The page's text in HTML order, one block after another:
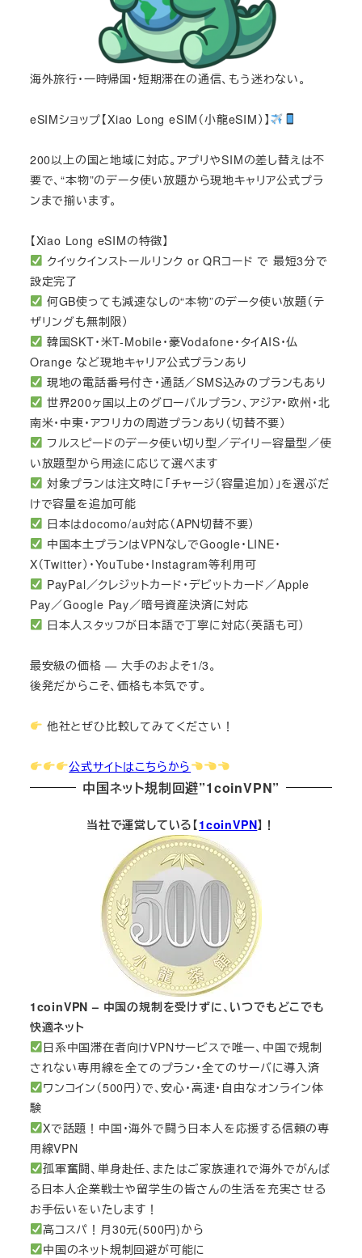
海外旅行・一時帰国・短期滞在の通信、もう迷わない。
eSIMショップ【Xiao Long eSIM（小龍eSIM）】
200以上の国と地域に対応。アプリやSIMの差し替えは不
要で、“本物”のデータ使い放題から現地キャリア公式プラ
ンまで揃います。
【Xiao Long eSIMの特徴】
クイックインストールリンク or QRコード で 最短3分で
設定完了
何GB使っても減速なしの“本物”のデータ使い放題（テ
ザリングも無制限）
韓国SKT・米T-Mobile・豪Vodafone・タイAIS・仏
Orange など現地キャリア公式プランあり
現地の電話番号付き・通話／SMS込みのプランもあり
世界200ヶ国以上のグローバルプラン、アジア・欧州・北
南米・中東・アフリカの周遊プランあり（切替不要）
フルスピードのデータ使い切り型／デイリー容量型／使
い放題型から用途に応じて選べます
対象プランは注文時に「チャージ（容量追加）」を選ぶだ
けで容量を追加可能
日本はdocomo/au対応（APN切替不要）
中国本土プランはVPNなしでGoogle・LINE・
X（Twitter）・YouTube・Instagram等利用可
PayPal／クレジットカード・デビットカード／Apple
Pay／Google Pay／暗号資産決済に対応
日本人スタッフが日本語で丁寧に対応（英語も可）
最安級の価格 — 大手のおよそ1/3。
後発だからこそ、価格も本気です。
他社とぜひ比較してみてください！
公式サイトはこちらから
中国ネット規制回避”1coinVPN”
当社で運営している【1coinVPN】！
1coinVPN – 中国の規制を受けずに、いつでもどこでも
快適ネット
日系中国滞在者向けVPNサービスで唯一、中国で規制
されない専用線を全てのプラン・全てのサーバに導入済
ワンコイン（500円）で、安心・高速・自由なオンライン体
験
Xで話題！中国・海外で闘う日本人を応援する信頼の専
用線VPN
孤軍奮闘、単身赴任、またはご家族連れで海外でがんば
る日本人企業戦士や留学生の皆さんの生活を充実させる
お手伝いをいたします！
高コスパ！月30元(500円)から
中国のネット規制回避が可能に